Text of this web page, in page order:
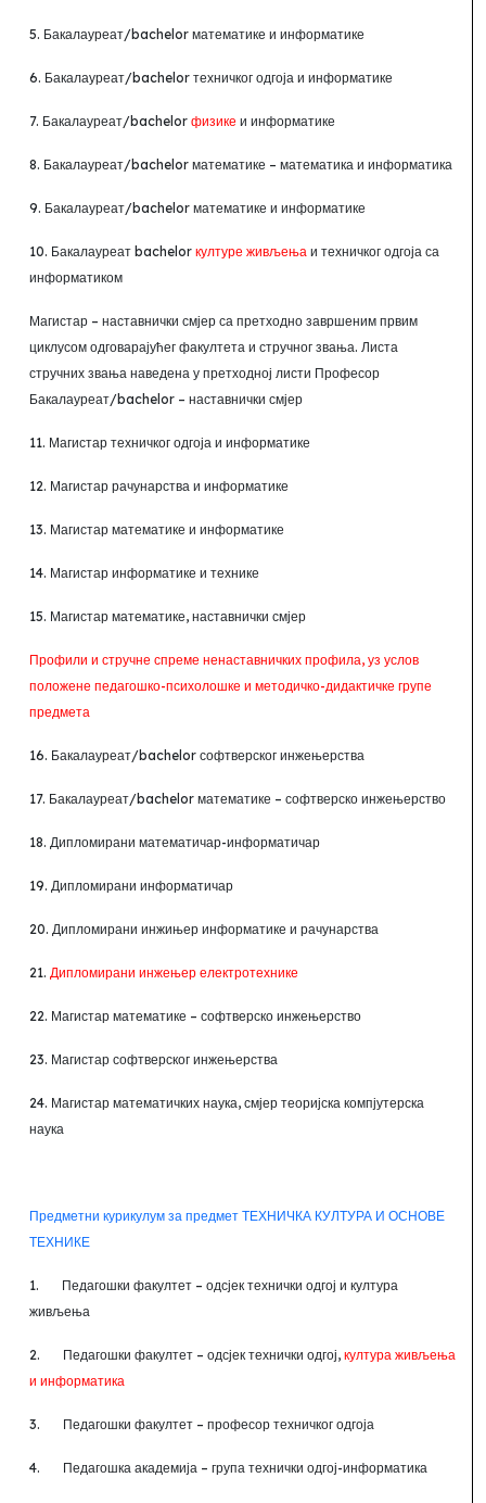
5. Бакалауреат/bachelor математике и информатике
6. Бакалауреат/bachelor техничког одгоја и информатике
7. Бакалауреат/bachelor физике и информатике
8. Бакалауреат/bachelor математике – математика и информатика
9. Бакалауреат/bachelor математике и информатике
10. Бакалауреат bachelor културе живљења и техничког одгоја са
информатиком
Магистар – наставнички смјер са претходно завршеним првим
циклусом одговарајућег факултета и стручног звања. Листа
стручних звања наведена у претходној листи Професор
Бакалауреат/bachelor – наставнички смјер
11. Магистар техничког одгоја и информатике
12. Магистар рачунарства и информатике
13. Магистар математике и информатике
14. Магистар информатике и технике
15. Магистар математике, наставнички смјер
Профили и стручне спреме ненаставничких профила, уз услов
положене педагошко-психолошке и методичко-дидактичке групе
предмета
16. Бакалауреат/bachelor софтверског инжењерства
17. Бакалауреат/bachelor математике – софтверско инжењерство
18. Дипломирани математичар-информатичар
19. Дипломирани информатичар
20. Дипломирани инжињер информатике и рачунарства
21. Дипломирани инжењер електротехнике
22. Магистар математике – софтверско инжењерство
23. Магистар софтверског инжењерства
24. Магистар математичких наука, смјер теоријска компјутерска
наука
Предметни курикулум за предмет ТЕХНИЧКА КУЛТУРА И ОСНОВЕ
ТЕХНИКЕ
1. Педагошки факултет – одсјек технички одгој и култура
живљења
2. Педагошки факултет – одсјек технички одгој, култура живљења
и информатика
3. Педагошки факултет – професор техничког одгоја
4. Педагошка академија – група технички одгој-информатика